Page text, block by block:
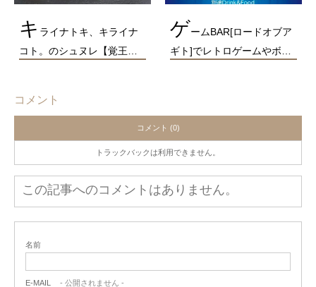
キ ライナトキ、キライナ
コト。のシュヌレ【覚王…
ゲームBAR[ロードオブア
ギト]でレトロゲームやボ…
コメント
コメント (0)
トラックバックは利用できません。
この記事へのコメントはありません。
名前
E-MAIL - 公開されません -